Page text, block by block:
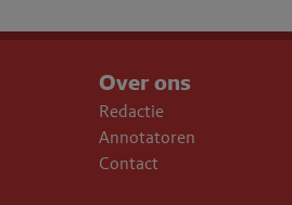
Over ons
Redactie
Annotatoren
Contact